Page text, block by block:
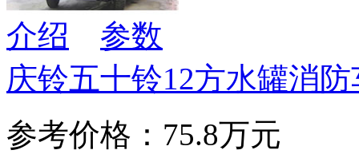
介绍
参数
庆铃五十铃12方水罐消防
参考价格：75.8万元